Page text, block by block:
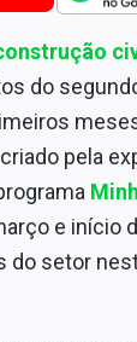
do
pela
e início
do setor